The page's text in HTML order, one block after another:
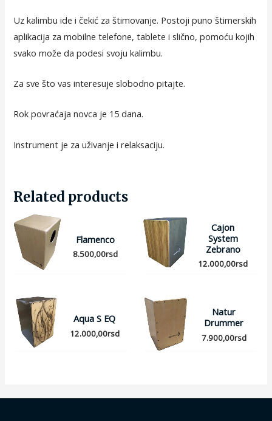
Uz kalimbu ide i čekić za štimovanje. Postoji puno štimerskih
aplikacija za mobilne telefone, tablete i slično, pomoću kojih
svako može da podesi svoju kalimbu.
Za sve što vas interesuje slobodno pitajte.
Rok povraćaja novca je 15 dana.
Instrument je za uživanje i relaksaciju.
Related products
Flamenco
8.500,00rsd
Cajon
System
Zebrano
12.000,00rsd
Aqua S EQ
12.000,00rsd
Natur
Drummer
7.900,00rsd